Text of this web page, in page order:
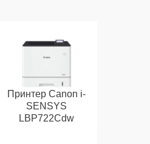
Принтер Canon i-
SENSYS
LBP722Cdw